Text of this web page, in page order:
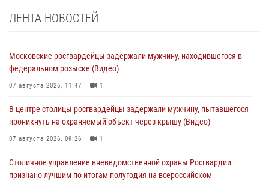
ЛЕНТА НОВОСТЕЙ
Московские росгвардейцы задержали мужчину, находившегося в
федеральном розыске (Видео)
07 августа 2026, 11:47 1
В центре столицы росгвардейцы задержали мужчину, пытавшегося
проникнуть на охраняемый объект через крышу (Видео)
07 августа 2026, 09:26 1
Столичное управление вневедомственной охраны Росгвардии
признано лучшим по итогам полугодия на всероссийском